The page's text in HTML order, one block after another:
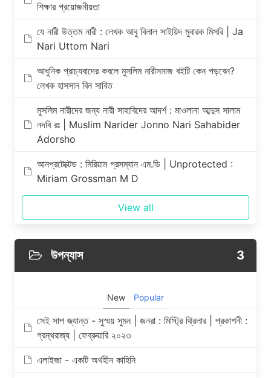
শিক্ষার প্রয়োজনীয়তা
যে নারী উত্তম নারী : লেখক আবু বিলাল সাইয়িদ মুবারক মিসরি | Ja
Nari Uttom Nari
আধুনিক প্রাচ্যবাদের কবলে মুসলিম নারীসমাজ বইটি কেন পড়বেন?
লেখক হাসসান বিন সাবিত
মুসলিম নারীদের জন্য নারী সাহাবিদের আদর্শ : মাওলানা আব্দুস সালাম
নদবি রঃ | Muslim Narider Jonno Nari Sahabider
Adorsho
আনপ্রটেক্টেড : মিরিয়াম গ্রসম্যান এম.ডি | Unprotected :
Miriam Grossman M D
View all
উপন্যাস 3
New Popular
সেই সাপ জ্যান্ত - সুস্ময় সুমন | জনরা : মিস্ট্রি থ্রিলার | প্রকাশনী :
গ্রন্থরাজ্য | ফেব্রুয়ারি ২০২৩
এলাইজা - একটি অর্থহীন কাহিনি